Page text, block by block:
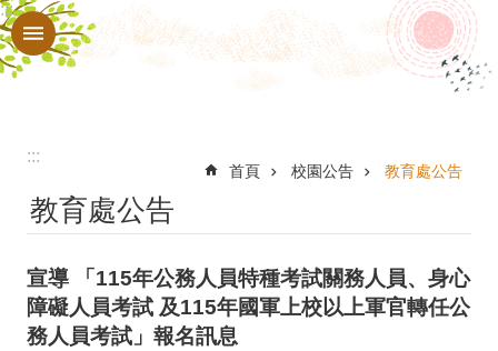
跳到主要內容區塊
進
認
校
行
:::
:::
首頁 校園公告 教育處公告
教育處公告
宣導 「115年公務人員特種考試關務人員、身心
障礙人員考試 及115年國軍上校以上軍官轉任公
務人員考試」報名訊息